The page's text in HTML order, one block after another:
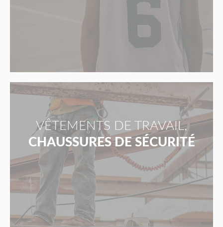
VÊTEMENTS DE TRAVAIL,
CHAUSSURES DE SÉCURITÉ